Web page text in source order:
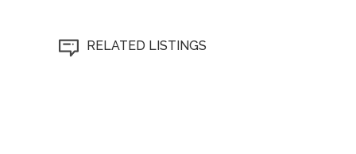
RELATED LISTINGS